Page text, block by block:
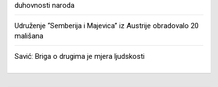
duhovnosti naroda
Udruženje “Semberija i Majevica” iz Austrije obradovalo 20
mališana
Savić: Briga o drugima je mjera ljudskosti